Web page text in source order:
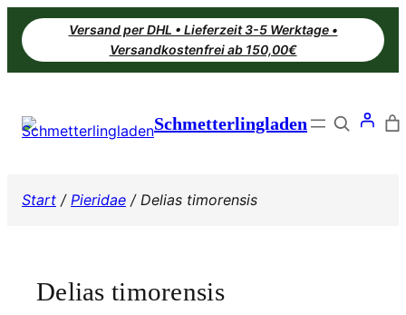
Zum
Inhalt
springen
Versand per DHL • Lieferzeit 3-5 Werktage •
Versandkostenfrei ab 150,00€
Schmetterlingladen Search
Start / Pieridae / Delias timorensis
Delias timorensis